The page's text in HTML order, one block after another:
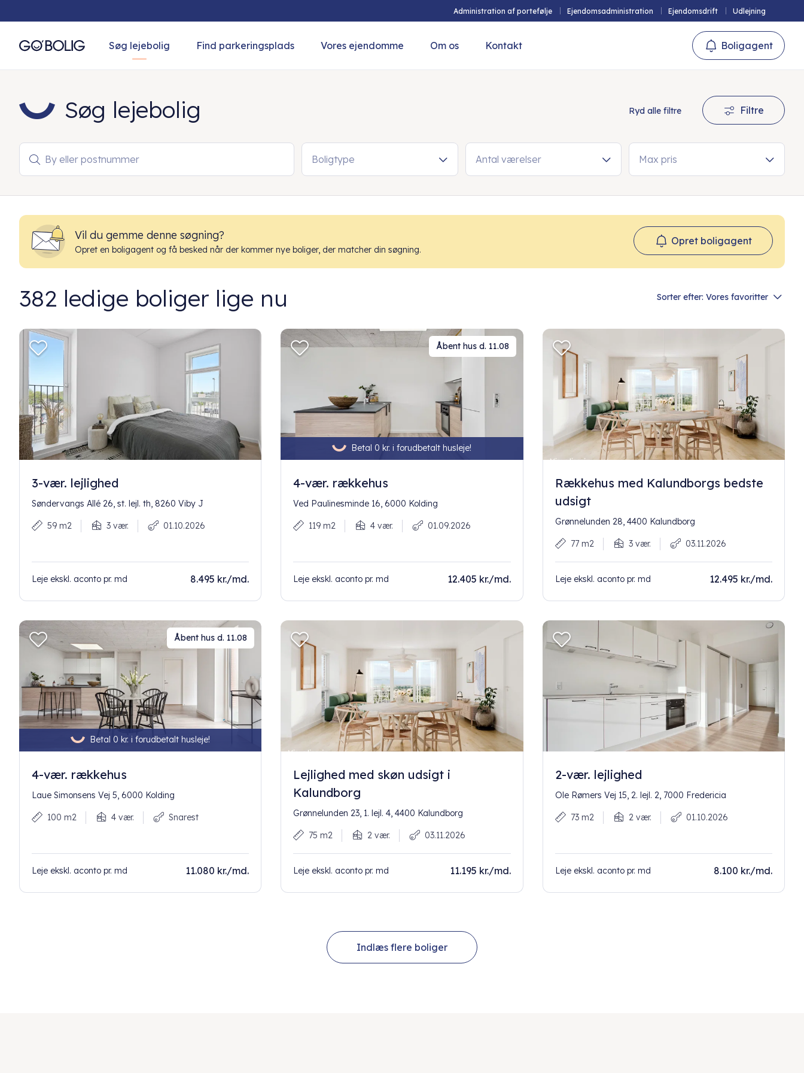
Administration af portefølje Ejendomsadministration Ejendomsdrift Udlejning
Søg lejebolig Find parkeringsplads Vores ejendomme Om os Kontakt Boligagent
Søg lejebolig Ryd alle filtre Filtre
By eller postnummer
 Boligtype Antal værelser Max pris
Vil du gemme denne søgning?
Opret en boligagent og få besked når der kommer nye boliger, der matcher din søgning.
Opret boligagent
382 ledige boliger lige nu Sorter efter: Vores favoritter
3-vær. lejlighed
Søndervangs Allé 26, st. lejl. th, 8260 Viby J
59 m2 3 vær. 01.10.2026
Leje ekskl. aconto pr. md 8.495 kr./md.
Betal 0 kr. i forudbetalt husleje!
Åbent hus d. 11.08
4-vær. rækkehus
Ved Paulinesminde 16, 6000 Kolding
119 m2 4 vær. 01.09.2026
Leje ekskl. aconto pr. md 12.405 kr./md.
Rækkehus med Kalundborgs bedste
udsigt
Grønnelunden 28, 4400 Kalundborg
77 m2 3 vær. 03.11.2026
Leje ekskl. aconto pr. md 12.495 kr./md.
Betal 0 kr. i forudbetalt husleje!
Åbent hus d. 11.08
4-vær. rækkehus
Laue Simonsens Vej 5, 6000 Kolding
100 m2 4 vær. Snarest
Leje ekskl. aconto pr. md 11.080 kr./md.
Lejlighed med skøn udsigt i
Kalundborg
Grønnelunden 23, 1. lejl. 4, 4400 Kalundborg
75 m2 2 vær. 03.11.2026
Leje ekskl. aconto pr. md 11.195 kr./md.
2-vær. lejlighed
Ole Rømers Vej 15, 2. lejl. 2, 7000 Fredericia
73 m2 2 vær. 01.10.2026
Leje ekskl. aconto pr. md 8.100 kr./md.
Indlæs flere boliger